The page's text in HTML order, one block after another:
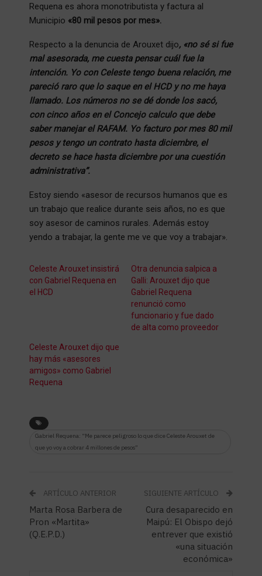
Requena es ahora monotributista y factura al
Municipio «80 mil pesos por mes».
Respecto a la denuncia de Arouxet dijo, «no sé si fue
mal asesorada, me cuesta pensar cuál fue la
intención. Yo con Celeste tengo buena relación, me
pareció raro que lo saque en el HCD y no me haya
llamado. Los números no se dé donde los sacó,
con cinco años en el Concejo calculo que debe
saber manejar el RAFAM. Yo facturo por mes 80 mil
pesos y tengo un contrato hasta diciembre, el
decreto se hace hasta diciembre por una cuestión
administrativa”.
Estoy siendo «asesor de recursos humanos que es
un trabajo que realice durante seis años, no es que
soy asesor de caminos rurales. Además estoy
yendo a trabajar, la gente me ve que voy a trabajar».
Celeste Arouxet insistirá
con Gabriel Requena en
el HCD
Otra denuncia salpica a
Galli: Arouxet dijo que
Gabriel Requena
renunció como
funcionario y fue dado
de alta como proveedor
Celeste Arouxet dijo que
hay más «asesores
amigos» como Gabriel
Requena
Gabriel Requena: “Me parece peligroso lo que dice Celeste Arouxet de
que yo voy a cobrar 4 millones de pesos”
ARTÍCULO ANTERIOR
Marta Rosa Barbera de
Pron «Martita»
(Q.E.P.D.)
SIGUIENTE ARTÍCULO
Cura desaparecido en
Maipú: El Obispo dejó
entrever que existió
«una situación
económica»